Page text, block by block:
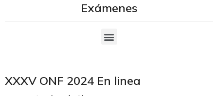
Exámenes
XXXV ONF 2024 En linea